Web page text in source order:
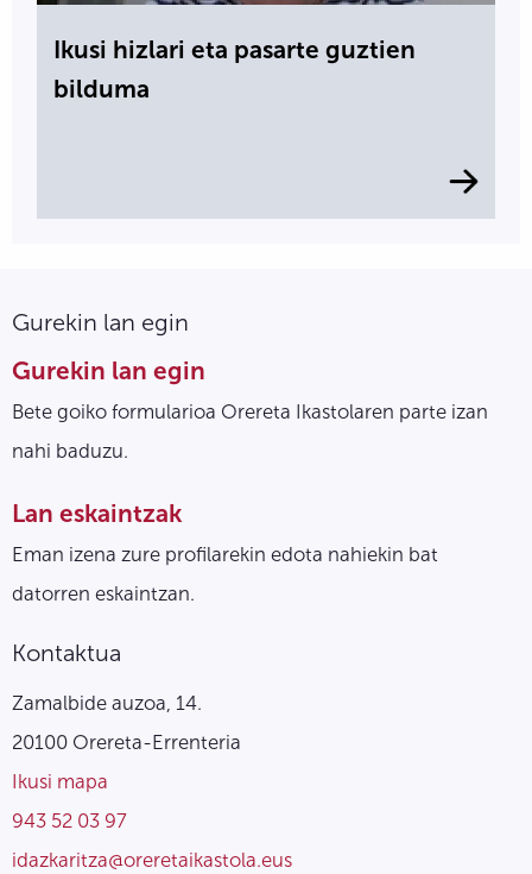
Ikusi hizlari eta pasarte guztien
bilduma
Gurekin lan egin
Gurekin lan egin
Bete goiko formularioa Orereta Ikastolaren parte izan
nahi baduzu.
Lan eskaintzak
Eman izena zure profilarekin edota nahiekin bat
datorren eskaintzan.
Kontaktua
Zamalbide auzoa, 14.
20100 Orereta-Errenteria
Ikusi mapa
943 52 03 97
idazkaritza@oreretaikastola.eus